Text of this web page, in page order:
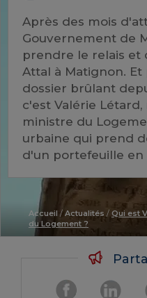
Après des mois
Gouvernement de
prendre le relais et
Attal à Matignon.
dossier brûlant
c'est Valérie
ministre du
urbaine qui prend
d'un portefeuille en
Accueil / Actualités / Qui est
du Logement ?